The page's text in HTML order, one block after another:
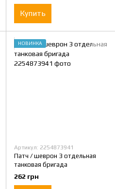
Купить
НОВИНКА
Артикул: 2254873941
Патч / шеврон 3 отдельная
танковая бригада
262 грн